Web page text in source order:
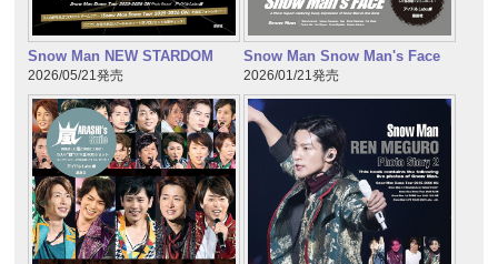
Snow Man NEW STARDOM
2026/05/21発売
Snow Man Snow Man's Face
2026/01/21発売